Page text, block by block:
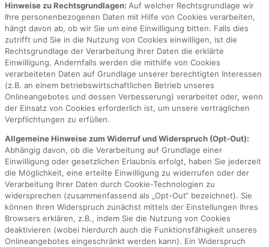
Hinweise zu Rechtsgrundlagen: Auf welcher Rechtsgrundlage wir
Ihre personenbezogenen Daten mit Hilfe von Cookies verarbeiten,
hängt davon ab, ob wir Sie um eine Einwilligung bitten. Falls dies
zutrifft und Sie in die Nutzung von Cookies einwilligen, ist die
Rechtsgrundlage der Verarbeitung Ihrer Daten die erklärte
Einwilligung. Andernfalls werden die mithilfe von Cookies
verarbeiteten Daten auf Grundlage unserer berechtigten Interessen
(z.B. an einem betriebswirtschaftlichen Betrieb unseres
Onlineangebotes und dessen Verbesserung) verarbeitet oder, wenn
der Einsatz von Cookies erforderlich ist, um unsere vertraglichen
Verpflichtungen zu erfüllen.
Allgemeine Hinweise zum Widerruf und Widerspruch (Opt-Out):
Abhängig davon, ob die Verarbeitung auf Grundlage einer
Einwilligung oder gesetzlichen Erlaubnis erfolgt, haben Sie jederzeit
die Möglichkeit, eine erteilte Einwilligung zu widerrufen oder der
Verarbeitung Ihrer Daten durch Cookie-Technologien zu
widersprechen (zusammenfassend als „Opt-Out“ bezeichnet). Sie
können Ihren Widerspruch zunächst mittels der Einstellungen Ihres
Browsers erklären, z.B., indem Sie die Nutzung von Cookies
deaktivieren (wobei hierdurch auch die Funktionsfähigkeit unseres
Onlineangebotes eingeschränkt werden kann). Ein Widerspruch